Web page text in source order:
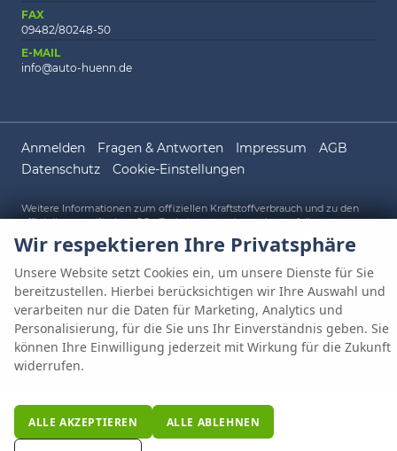
FAX
09482/80248-50
E-MAIL
info@auto-huenn.de
Anmelden Fragen & Antworten Impressum
AGB
Datenschutz
Cookie-Einstellungen
Weitere Informationen zum offiziellen Kraftstoffverbrauch und zu den
offiziellen spezifischen CO -Emissionen und gegebenenfalls zum
Stromverbrauch neuer PKW können dem 'Leitfaden über den offiziellen
Kraftstoffverbrauch, die offiziellen spezifischen CO2 -Emissionen und den
Verkaufsstellen und bei der 'Deutschen Automobil Treuhand GmbH'
unentgeltlich erhältlich ist unter www.dat.de.
© 2026 AUTO HÜNN OHG,Gewerbepark A 1,93086Wörth an der
Donau,09482/80248-0
Wir respektieren Ihre Privatsphäre
Unsere Website setzt Cookies ein, um unsere Dienste für Sie
bereitzustellen. Hierbei berücksichtigen wir Ihre Auswahl und
verarbeiten nur die Daten für Marketing, Analytics und
Personalisierung, für die Sie uns Ihr Einverständnis geben. Sie
können Ihre Einwilligung jederzeit mit Wirkung für die Zukunft
widerrufen.
ALLE AKZEPTIEREN ALLE ABLEHNEN